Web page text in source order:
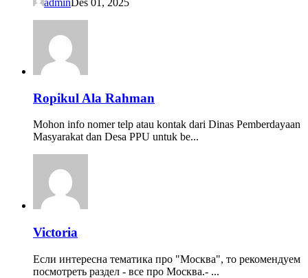
Ropikul Ala Rahman
Mohon info nomer telp atau kontak dari Dinas Pemberdayaan
Masyarakat dan Desa PPU untuk be...
Victoria
Если интересна тематика про "Москва", то рекомендуем
посмотреть раздел - все про Москва.- ...